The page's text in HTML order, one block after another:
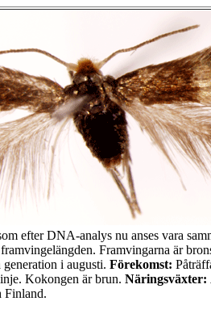
efter DNA-analys nu anses vara
Framvingarna är
i augusti. Förekomst:
Kokongen är brun. Näringsväxter:
Finland.